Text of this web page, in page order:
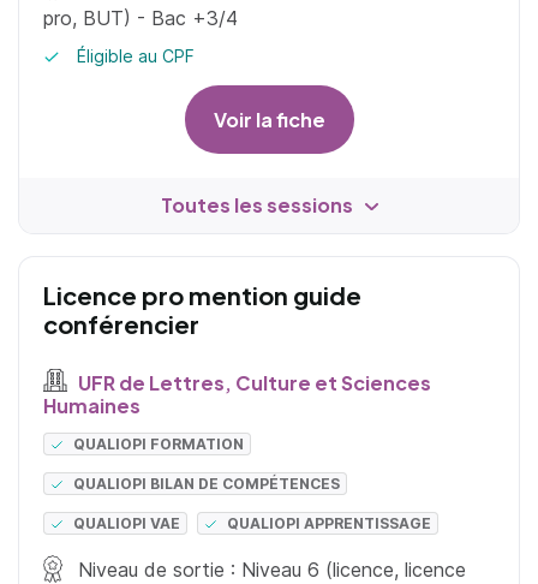
pro, BUT) - Bac +3/4
Éligible au CPF
Voir la fiche
Toutes les sessions
Licence pro mention guide
conférencier
UFR de Lettres, Culture et Sciences
Humaines
QUALIOPI FORMATION
QUALIOPI BILAN DE COMPÉTENCES
QUALIOPI VAE QUALIOPI APPRENTISSAGE
Niveau de sortie : Niveau 6 (licence, licence